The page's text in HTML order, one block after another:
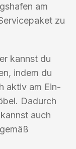
am
zu
kannst du
indem du
aktiv am Ein-
Dadurch
auch